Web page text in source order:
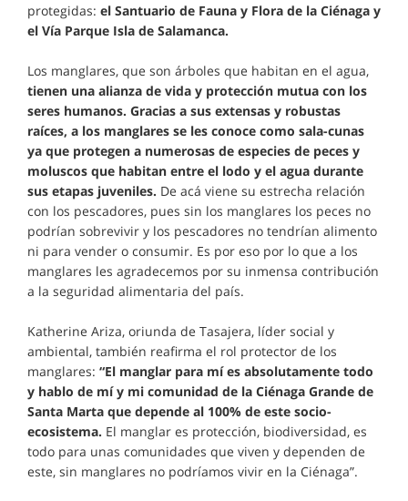
protegidas: el Santuario de Fauna y Flora de la Ciénaga y
el Vía Parque Isla de Salamanca.
Los manglares, que son árboles que habitan en el agua,
tienen una alianza de vida y protección mutua con los
seres humanos. Gracias a sus extensas y robustas
raíces, a los manglares se les conoce como sala-cunas
ya que protegen a numerosas de especies de peces y
moluscos que habitan entre el lodo y el agua durante
sus etapas juveniles. De acá viene su estrecha relación
con los pescadores, pues sin los manglares los peces no
podrían sobrevivir y los pescadores no tendrían alimento
ni para vender o consumir. Es por eso por lo que a los
manglares les agradecemos por su inmensa contribución
a la seguridad alimentaria del país.
Katherine Ariza, oriunda de Tasajera, líder social y
ambiental, también reafirma el rol protector de los
manglares: “El manglar para mí es absolutamente todo
y hablo de mí y mi comunidad de la Ciénaga Grande de
Santa Marta que depende al 100% de este socio-
ecosistema. El manglar es protección, biodiversidad, es
todo para unas comunidades que viven y dependen de
este, sin manglares no podríamos vivir en la Ciénaga”.